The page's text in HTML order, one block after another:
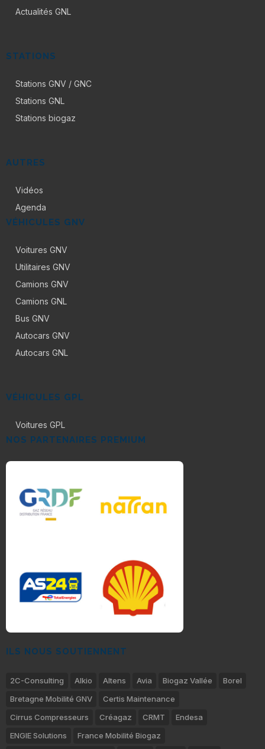
Actualités GNL
STATIONS
Stations GNV / GNC
Stations GNL
Stations biogaz
AUTRES
Vidéos
Agenda
VÉHICULES GNV
Voitures GNV
Utilitaires GNV
Camions GNV
Camions GNL
Bus GNV
Autocars GNV
Autocars GNL
VÉHICULES GPL
Voitures GPL
NOS PARTENAIRES PREMIUM
ILS NOUS SOUTIENNENT
2C-Consulting Alkio Altens Avia Biogaz Vallée
Borel
Bretagne Mobilité GNV
Certis Maintenance
Cirrus Compresseurs
Créagaz CRMT
Endesa
ENGIE Solutions
France Mobilité Biogaz